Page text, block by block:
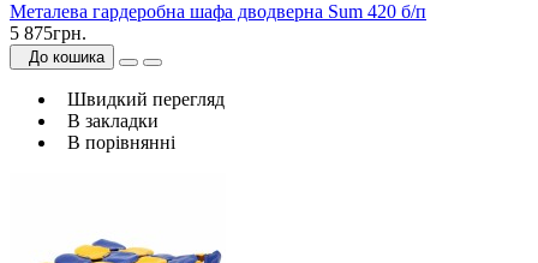
Металева гардеробна шафа дводверна Sum 420 б/п
5 875грн.
До кошика
Швидкий перегляд
В закладки
В порівнянні